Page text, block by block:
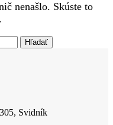
nenašlo. Skúste to
Hľadať
Svidník